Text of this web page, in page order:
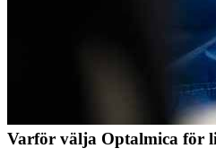
Varför välja Optalmica för